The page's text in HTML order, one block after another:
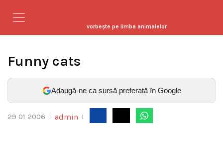
vorbeşte pe limba animalelor
Funny cats
Adaugă-ne ca sursă preferată în Google
29 01 2006 admin